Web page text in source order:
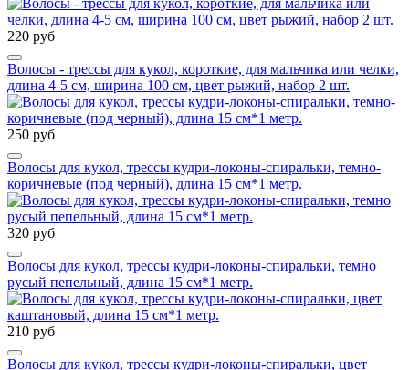
220 руб
Волосы - трессы для кукол, короткие, для мальчика или челки,
длина 4-5 см, ширина 100 см, цвет рыжий, набор 2 шт.
250 руб
Волосы для кукол, трессы кудри-локоны-спиральки, темно-
коричневые (под черный), длина 15 см*1 метр.
320 руб
Волосы для кукол, трессы кудри-локоны-спиральки, темно
русый пепельный, длина 15 см*1 метр.
210 руб
Волосы для кукол, трессы кудри-локоны-спиральки, цвет